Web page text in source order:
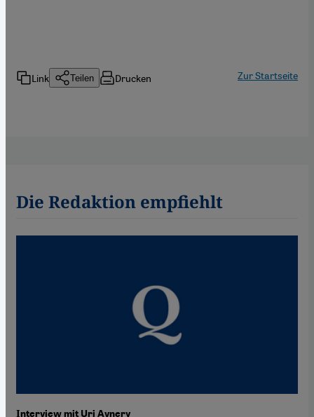
Link Teilen Drucken Zur Startseite
Die Redaktion empfiehlt
Interview mit Uri Avnery